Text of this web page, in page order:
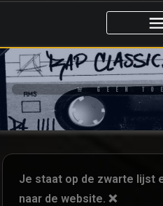
🚨 GEEN
Je staat op de zwarte lijst
naar de website. ❌